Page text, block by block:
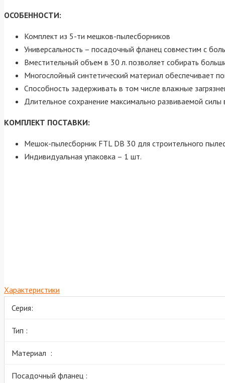
ОСОБЕННОСТИ:
Комплект из 5-ти мешков-пылесборников
Универсальность – посадочный фланец совместим с
Вместительный объем в 30 л. позволяет собирать
Многослойный синтетический материал обеспечивает
Способность задерживать в том числе влажные
Длительное сохранение максимально развиваемой силы
КОМПЛЕКТ ПОСТАВКИ:
Мешок-пылесборник FTL DB 30 для строительного
Индивидуальная упаковка – 1 шт.
Характеристики
Серия:
Тип :
Материал :
Посадочный фланец :